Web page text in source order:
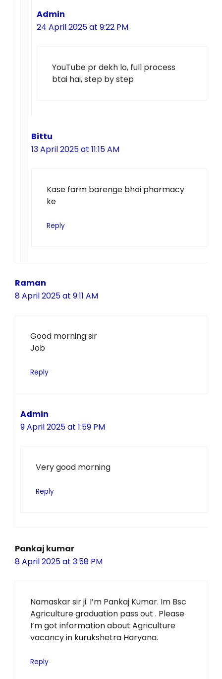
Admin
24 April 2025 at 9:22 PM
YouTube pr dekh lo, full process
btai hai, step by step
Bittu
13 April 2025 at 11:15 AM
Kase farm barenge bhai pharmacy
ke
Reply
Raman
8 April 2025 at 9:11 AM
Good morning sir
Job
Reply
Admin
9 April 2025 at 1:59 PM
Very good morning
Reply
Pankaj kumar
8 April 2025 at 3:58 PM
Namaskar sir ji. I’m Pankaj Kumar. Im Bsc
Agriculture graduation pass out . Please
I’m got information about Agriculture
vacancy in kurukshetra Haryana.
Reply